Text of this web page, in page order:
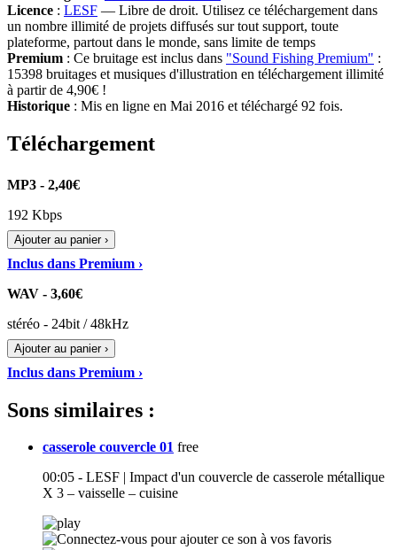
Licence : LESF — Libre de droit. Utilisez ce téléchargement dans
un nombre illimité de projets diffusés sur tout support, toute
plateforme, partout dans le monde, sans limite de temps
Premium : Ce bruitage est inclus dans "Sound Fishing Premium" :
15398 bruitages et musiques d'illustration en téléchargement illimité
à partir de 4,90€ !
Historique : Mis en ligne en Mai 2016 et téléchargé 92 fois.
Téléchargement
MP3 - 2,40€
192 Kbps
Ajouter au panier ›
Inclus dans Premium ›
WAV - 3,60€
stéréo - 24bit / 48kHz
Ajouter au panier ›
Inclus dans Premium ›
Sons similaires :
casserole couvercle 01 free
00:05 - LESF | Impact d'un couvercle de casserole métallique
X 3 – vaisselle – cuisine